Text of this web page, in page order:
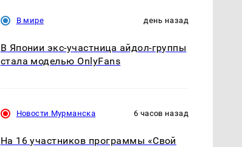
В мире день назад
В Японии экс-участница айдол-группы
стала моделью OnlyFans
Новости Мурманска 6 часов назад
На 16 участников программы «Свой